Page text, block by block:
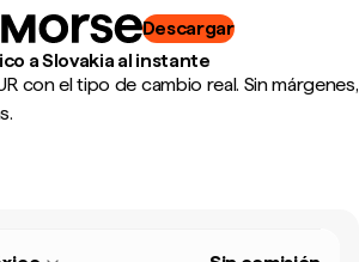
Descargar
a Slovakia al instante
con el tipo de cambio real. Sin márgenes,